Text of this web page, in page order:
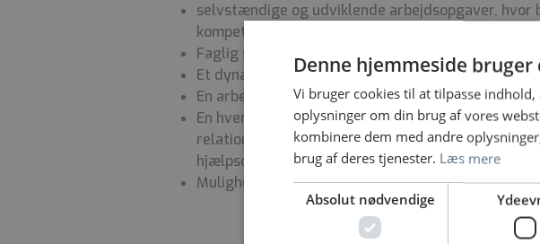
selvstændige og udviklende arbejdsopgaver, hvor
kompetencer kommer i spil.
Faglig sparring i et engageret tværfagligt team.
Et dynamisk psykologfagligt miljø og fællesskab
En arbejdsplads med opmærksomhed på psykisk
En hverdag præget af høj faglighed og
relationer og en evne til at løse opgaver og
hjælpsom måde.
Mulighed for op til 2 hjemmearbejdsdage pr. mdr.
Denne hjemmeside bruger
Vi bruger cookies til at tilpasse
oplysninger om din brug af vores
kombinere dem med andre
brug af deres tjenester. Læs mere
Absolut nødvendige